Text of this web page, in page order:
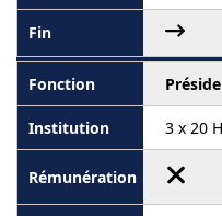
3 x 20